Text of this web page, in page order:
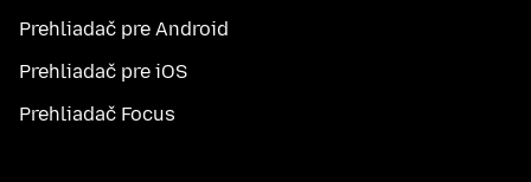
Prehliadač pre Android
Prehliadač pre iOS
Prehliadač Focus